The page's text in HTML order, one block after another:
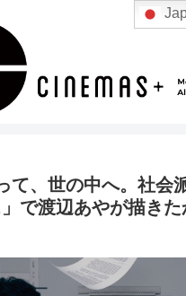
て、世の中へ。社会
で渡辺あやが描きた